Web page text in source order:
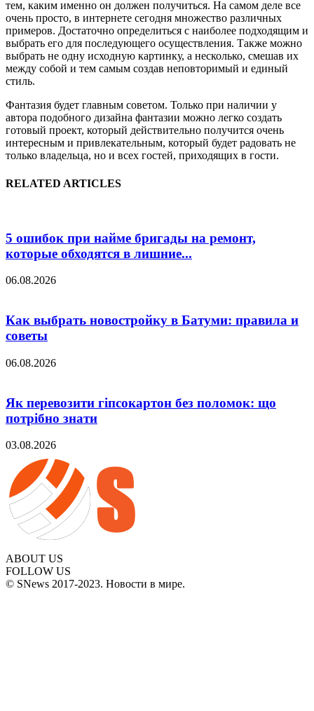
тем, каким именно он должен получиться. На самом деле все
очень просто, в интернете сегодня множество различных
примеров. Достаточно определиться с наиболее подходящим и
выбрать его для последующего осуществления. Также можно
выбрать не одну исходную картинку, а несколько, смешав их
между собой и тем самым создав неповторимый и единый
стиль.
Фантазия будет главным советом. Только при наличии у
автора подобного дизайна фантазии можно легко создать
готовый проект, который действительно получится очень
интересным и привлекательным, который будет радовать не
только владельца, но и всех гостей, приходящих в гости.
RELATED ARTICLES
5 ошибок при найме бригады на ремонт,
которые обходятся в лишние...
06.08.2026
Как выбрать новостройку в Батуми: правила и
советы
06.08.2026
Як перевозити гіпсокартон без поломок: що
потрібно знати
03.08.2026
ABOUT US
FOLLOW US
© SNews 2017-2023. Новости в мире.